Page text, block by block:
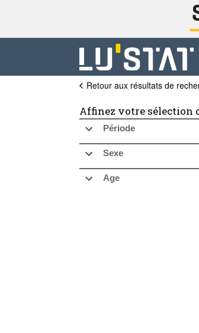
Retour aux résultats de
Affinez votre sélection
Période
Sexe
Age